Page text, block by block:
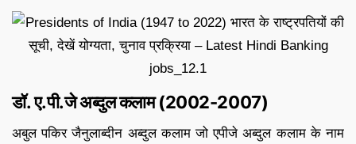
डॉ. ए.पी.जे अब्दुल कलाम (2002-2007)
अबुल पकिर जैनुलाब्दीन अब्दुल कलाम जो एपीजे अब्दुल कलाम के नाम